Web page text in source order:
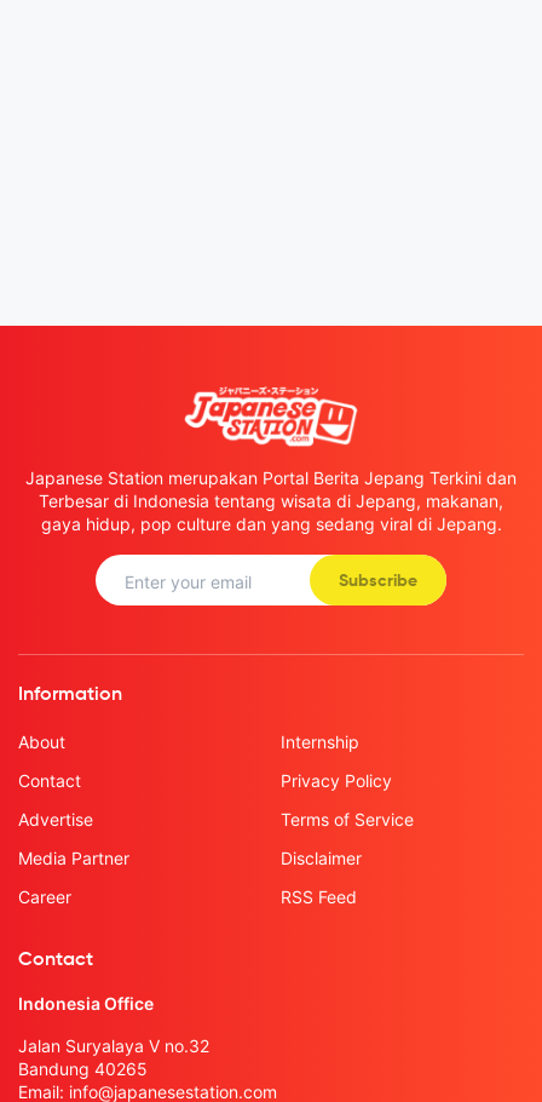
Japanese Station merupakan Portal Berita Jepang Terkini dan
Terbesar di Indonesia tentang wisata di Jepang, makanan,
gaya hidup, pop culture dan yang sedang viral di Jepang.
Subscribe
Information
About
Contact
Advertise
Media Partner
Career
Internship
Privacy Policy
Terms of Service
Disclaimer
RSS Feed
Contact
Indonesia Office
Jalan Suryalaya V no.32
Bandung 40265
Email: info@japanesestation.com